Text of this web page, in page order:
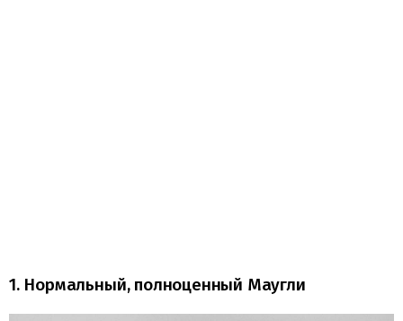
1. Нормальный, полноценный Маугли